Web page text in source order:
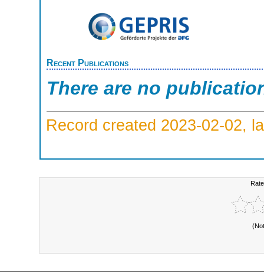
Recent Publications
There are no
Record created 2023-02-02,